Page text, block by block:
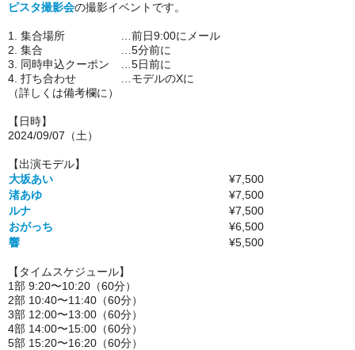
ピスタ撮影会の撮影イベントです。
1. 集合場所 …前日9:00にメール
2. 集合 …5分前に
3. 同時申込クーポン …5日前に
4. 打ち合わせ …モデルのXに
（詳しくは備考欄に）
【日時】
2024/09/07（土）
【出演モデル】
大坂あい
¥7,500
渚あゆ
¥7,500
ルナ
¥7,500
おがっち
¥6,500
響
¥5,500
【タイムスケジュール】
1部 9:20〜10:20（60分）
2部 10:40〜11:40（60分）
3部 12:00〜13:00（60分）
4部 14:00〜15:00（60分）
5部 15:20〜16:20（60分）